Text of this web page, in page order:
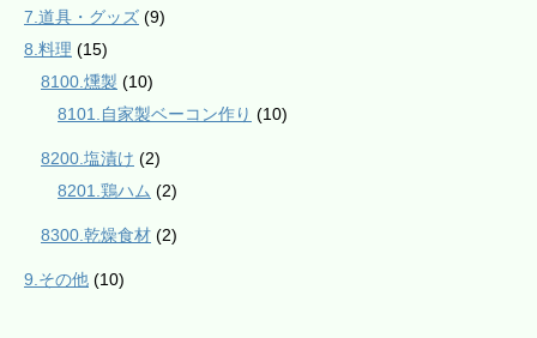
7.道具・グッズ (9)
8.料理 (15)
8100.燻製 (10)
8101.自家製ベーコン作り (10)
8200.塩漬け (2)
8201.鶏ハム (2)
8300.乾燥食材 (2)
9.その他 (10)